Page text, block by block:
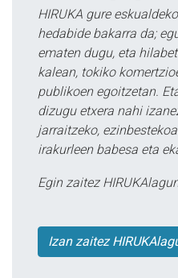
HIRUKA gure
hedabide bakarra da;
ematen dugu, eta
kalean, tokiko
publikoen egoitzetan.
dizugu etxera nahi
jarraitzeko,
irakurleen babesa eta
Egin zaitez
Izan zaitez